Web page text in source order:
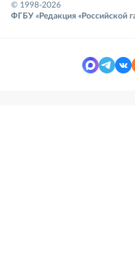
© 1998-2026
ФГБУ «Редакция «Российской